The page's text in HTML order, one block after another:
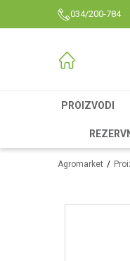
034/200-784
PROIZVODI
Agromarket